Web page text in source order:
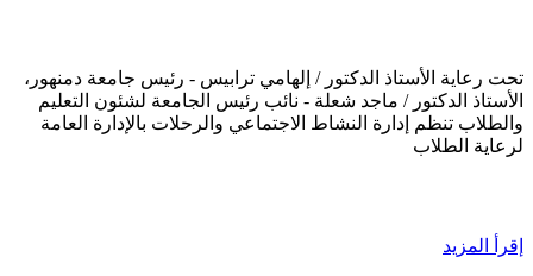
تحت رعاية الأستاذ الدكتور / إلهامي ترابيس - رئيس جامعة دمنهور،
الأستاذ الدكتور / ماجد شعلة - نائب رئيس الجامعة لشئون التعليم
والطلاب تنظم إدارة النشاط الاجتماعي والرحلات بالإدارة العامة
لرعاية الطلاب
إقرأ المزيد